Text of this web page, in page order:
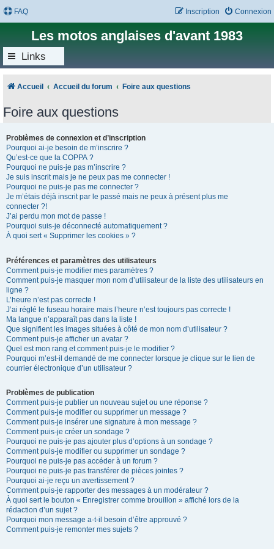
FAQ Connexion
Inscription
Les motos anglaises d'avant 1983
Links
Accueil Accueil du forum Foire aux questions
Foire aux questions
Problèmes de connexion et d’inscription
Pourquoi ai-je besoin de m’inscrire ?
Qu’est-ce que la COPPA ?
Pourquoi ne puis-je pas m’inscrire ?
Je suis inscrit mais je ne peux pas me connecter !
Pourquoi ne puis-je pas me connecter ?
Je m’étais déjà inscrit par le passé mais ne peux à présent plus me
connecter ?!
J’ai perdu mon mot de passe !
Pourquoi suis-je déconnecté automatiquement ?
À quoi sert « Supprimer les cookies » ?
Préférences et paramètres des utilisateurs
Comment puis-je modifier mes paramètres ?
Comment puis-je masquer mon nom d’utilisateur de la liste des utilisateurs en
ligne ?
L’heure n’est pas correcte !
J’ai réglé le fuseau horaire mais l’heure n’est toujours pas correcte !
Ma langue n’apparaît pas dans la liste !
Que signifient les images situées à côté de mon nom d’utilisateur ?
Comment puis-je afficher un avatar ?
Quel est mon rang et comment puis-je le modifier ?
Pourquoi m’est-il demandé de me connecter lorsque je clique sur le lien de
courrier électronique d’un utilisateur ?
Problèmes de publication
Comment puis-je publier un nouveau sujet ou une réponse ?
Comment puis-je modifier ou supprimer un message ?
Comment puis-je insérer une signature à mon message ?
Comment puis-je créer un sondage ?
Pourquoi ne puis-je pas ajouter plus d’options à un sondage ?
Comment puis-je modifier ou supprimer un sondage ?
Pourquoi ne puis-je pas accéder à un forum ?
Pourquoi ne puis-je pas transférer de pièces jointes ?
Pourquoi ai-je reçu un avertissement ?
Comment puis-je rapporter des messages à un modérateur ?
À quoi sert le bouton « Enregistrer comme brouillon » affiché lors de la
rédaction d’un sujet ?
Pourquoi mon message a-t-il besoin d’être approuvé ?
Comment puis-je remonter mes sujets ?